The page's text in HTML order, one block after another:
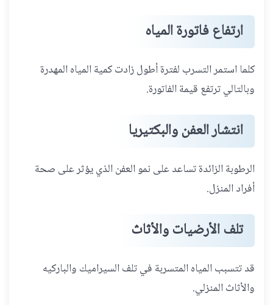
ارتفاع فاتورة المياه
كلما استمر التسرب لفترة أطول زادت كمية المياه المهدرة
وبالتالي ترتفع قيمة الفاتورة.
انتشار العفن والبكتيريا
الرطوبة الزائدة تساعد على نمو العفن الذي يؤثر على صحة
أفراد المنزل.
تلف الأرضيات والأثاث
قد تتسبب المياه المتسربة في تلف السيراميك والباركيه
والأثاث المنزلي.